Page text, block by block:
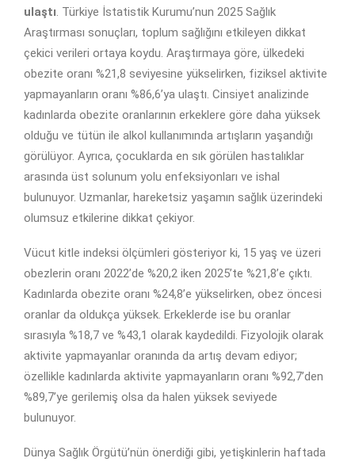
ulaştı. Türkiye İstatistik Kurumu’nun 2025 Sağlık
Araştırması sonuçları, toplum sağlığını etkileyen dikkat
çekici verileri ortaya koydu. Araştırmaya göre, ülkedeki
obezite oranı %21,8 seviyesine yükselirken, fiziksel aktivite
yapmayanların oranı %86,6’ya ulaştı. Cinsiyet analizinde
kadınlarda obezite oranlarının erkeklere göre daha yüksek
olduğu ve tütün ile alkol kullanımında artışların yaşandığı
görülüyor. Ayrıca, çocuklarda en sık görülen hastalıklar
arasında üst solunum yolu enfeksiyonları ve ishal
bulunuyor. Uzmanlar, hareketsiz yaşamın sağlık üzerindeki
olumsuz etkilerine dikkat çekiyor.
Vücut kitle indeksi ölçümleri gösteriyor ki, 15 yaş ve üzeri
obezlerin oranı 2022’de %20,2 iken 2025’te %21,8’e çıktı.
Kadınlarda obezite oranı %24,8’e yükselirken, obez öncesi
oranlar da oldukça yüksek. Erkeklerde ise bu oranlar
sırasıyla %18,7 ve %43,1 olarak kaydedildi. Fizyolojik olarak
aktivite yapmayanlar oranında da artış devam ediyor;
özellikle kadınlarda aktivite yapmayanların oranı %92,7’den
%89,7’ye gerilemiş olsa da halen yüksek seviyede
bulunuyor.
Dünya Sağlık Örgütü’nün önerdiği gibi, yetişkinlerin haftada